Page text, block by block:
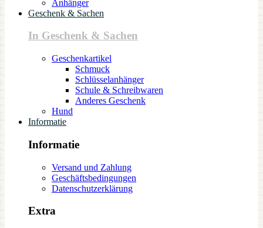
Anhänger
Geschenk & Sachen
In Geschenk & Sachen
Geschenkartikel
Schmuck
Schlüsselanhänger
Schule & Schreibwaren
Anderes Geschenk
Hund
Informatie
Informatie
Versand und Zahlung
Geschäftsbedingungen
Datenschutzerklärung
Extra